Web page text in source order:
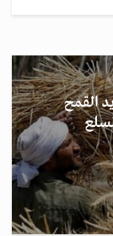
القمح